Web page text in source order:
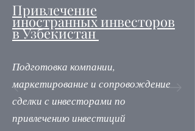
Привлечение
иностранных инвесторов
в Узбекистан
Подготовка компании,
маркетирование и сопровождение
сделки с инвесторами по
привлечению инвестиций